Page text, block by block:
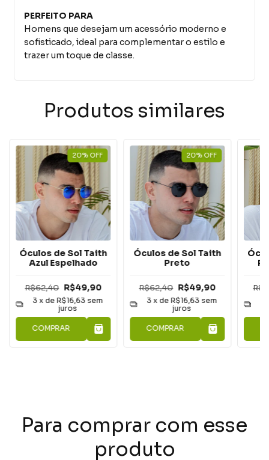
PERFEITO PARA
Homens que desejam um acessório moderno e
sofisticado, ideal para complementar o estilo e
trazer um toque de classe.
Produtos similares
20% OFF
Óculos de Sol Taith
Azul Espelhado
R$62,40 R$49,90
3 x deR$16,63 sem
juros
COMPRAR
20% OFF
Óculos de Sol Taith
Preto
R$62,40 R$49,90
3 x deR$16,63 sem
juros
COMPRAR
Para comprar com esse
produto